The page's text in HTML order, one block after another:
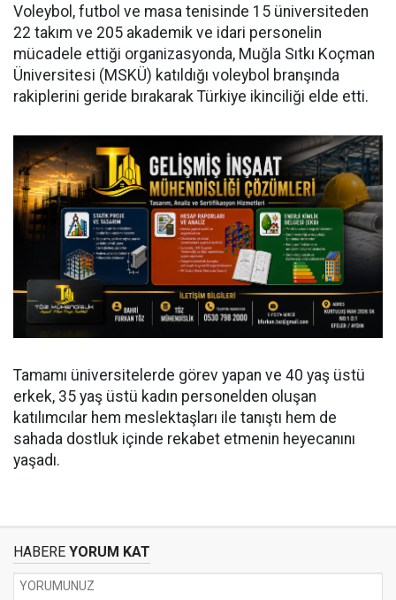
Voleybol, futbol ve masa tenisinde 15 üniversiteden
22 takım ve 205 akademik ve idari personelin
mücadele ettiği organizasyonda, Muğla Sıtkı Koçman
Üniversitesi (MSKÜ) katıldığı voleybol branşında
rakiplerini geride bırakarak Türkiye ikinciliği elde etti.
Tamamı üniversitelerde görev yapan ve 40 yaş üstü
erkek, 35 yaş üstü kadın personelden oluşan
katılımcılar hem meslektaşları ile tanıştı hem de
sahada dostluk içinde rekabet etmenin heyecanını
yaşadı.
HABERE YORUM KAT